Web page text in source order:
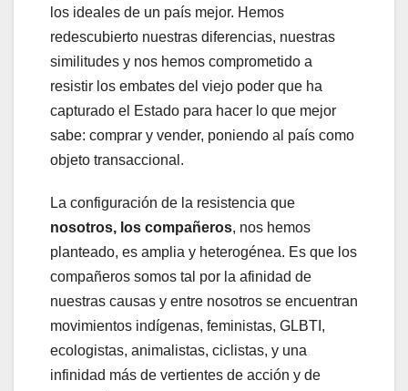
los ideales de un país mejor. Hemos
redescubierto nuestras diferencias, nuestras
similitudes y nos hemos comprometido a
resistir los embates del viejo poder que ha
capturado el Estado para hacer lo que mejor
sabe: comprar y vender, poniendo al país como
objeto transaccional.
La configuración de la resistencia que
nosotros, los compañeros, nos hemos
planteado, es amplia y heterogénea. Es que los
compañeros somos tal por la afinidad de
nuestras causas y entre nosotros se encuentran
movimientos indígenas, feministas, GLBTI,
ecologistas, animalistas, ciclistas, y una
infinidad más de vertientes de acción y de